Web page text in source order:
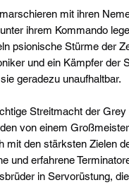
mit ihren
ihrem Kommando
psionische Stürme der
und ein Kämpfer der
geradezu unaufhaltbar.
Streitmacht der Grey
von einem
mit den stärksten Zielen
und erfahrene
in Servorüstung,